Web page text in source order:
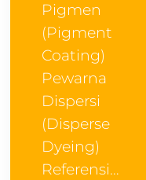
Pigmen
(Pigment
Coating)
Pewarna
Dispersi
(Disperse
Dyeing)
Referensi…